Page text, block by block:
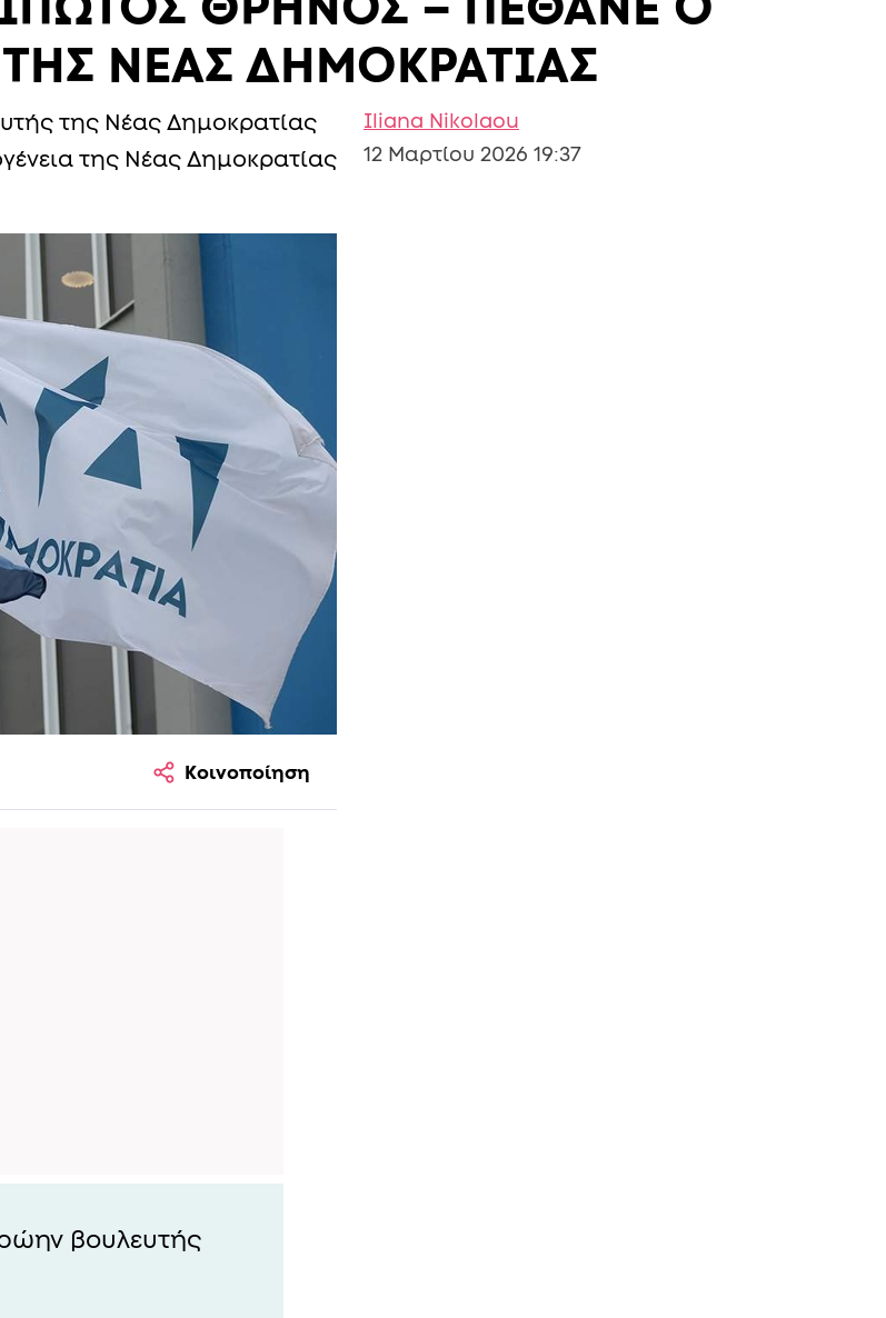
ΘΡΗΝΟΣ – ΠΕΘΑΝΕ Ο
ΝΕΑΣ ΔΗΜΟΚΡΑΤΙΑΣ
της Νέας Δημοκρατίας
της Νέας Δημοκρατίας
Iliana Nikolaou
12 Μαρτίου 2026 19:37
Κοινοποίηση
βουλευτής